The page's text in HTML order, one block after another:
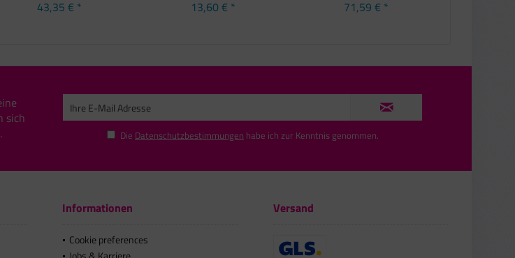
43,35 € * 13,60 € * 71,59 € *
sich
Die Datenschutzbestimmungen habe ich zur Kenntnis genommen.
Informationen
Cookie preferences
Versand